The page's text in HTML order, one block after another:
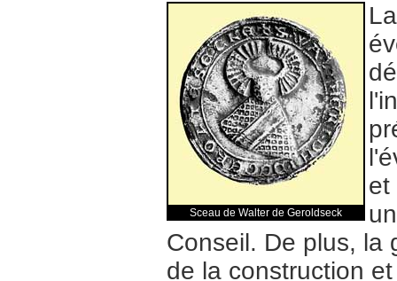
Sceau de Walter de Geroldseck
et
Conseil. De plus, la
de la construction